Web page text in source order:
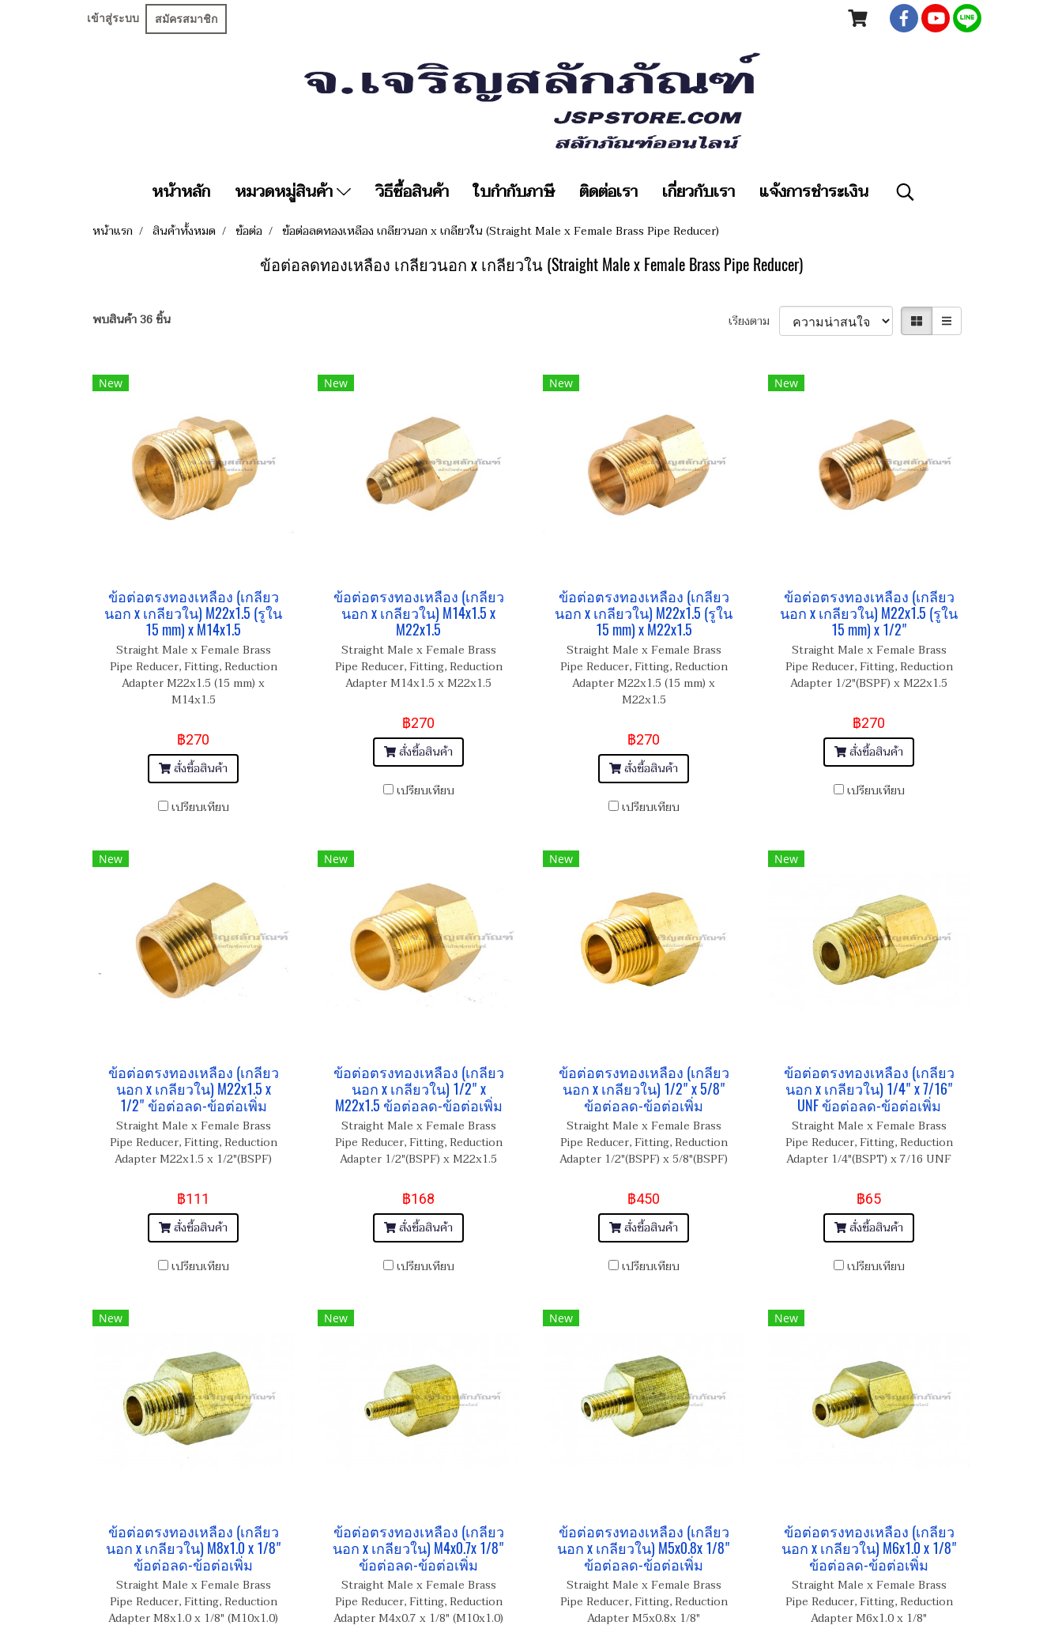
เข้าสู่ระบบ สมัครสมาชิก
หน้าหลัก หมวดหมู่สินค้า วิธีซื้อสินค้า ใบกำกับภาษี ติดต่อเรา เกี่ยวกับเรา แจ้งการชำระเงิน
หน้าแรก สินค้าทั้งหมด ข้อต่อ ข้อต่อลดทองเหลือง เกลียวนอก x เกลียวใน (Straight Male x Female Brass Pipe Reducer)
ข้อต่อลดทองเหลือง เกลียวนอก x เกลียวใน (Straight Male x Female Brass Pipe Reducer)
พบสินค้า 36 ชิ้น เรียงตาม
New
ข้อต่อตรงทองเหลือง (เกลียว
นอก x เกลียวใน) M22x1.5 (รูใน
15 mm) x M14x1.5
Straight Male x Female Brass
Pipe Reducer, Fitting, Reduction
Adapter M22x1.5 (15 mm) x
M14x1.5
฿270
สั่งซื้อสินค้า
เปรียบเทียบ
New
ข้อต่อตรงทองเหลือง (เกลียว
นอก x เกลียวใน) M14x1.5 x
M22x1.5
Straight Male x Female Brass
Pipe Reducer, Fitting, Reduction
Adapter M14x1.5 x M22x1.5
฿270
สั่งซื้อสินค้า
เปรียบเทียบ
New
ข้อต่อตรงทองเหลือง (เกลียว
นอก x เกลียวใน) M22x1.5 (รูใน
15 mm) x M22x1.5
Straight Male x Female Brass
Pipe Reducer, Fitting, Reduction
Adapter M22x1.5 (15 mm) x
M22x1.5
฿270
สั่งซื้อสินค้า
เปรียบเทียบ
New
ข้อต่อตรงทองเหลือง (เกลียว
นอก x เกลียวใน) M22x1.5 (รูใน
15 mm) x 1/2"
Straight Male x Female Brass
Pipe Reducer, Fitting, Reduction
Adapter 1/2"(BSPF) x M22x1.5
฿270
สั่งซื้อสินค้า
เปรียบเทียบ
New
ข้อต่อตรงทองเหลือง (เกลียว
นอก x เกลียวใน) M22x1.5 x
1/2" ข้อต่อลด-ข้อต่อเพิ่ม
Straight Male x Female Brass
Pipe Reducer, Fitting, Reduction
Adapter M22x1.5 x 1/2"(BSPF)
฿111
สั่งซื้อสินค้า
เปรียบเทียบ
New
ข้อต่อตรงทองเหลือง (เกลียว
นอก x เกลียวใน) 1/2" x
M22x1.5 ข้อต่อลด-ข้อต่อเพิ่ม
Straight Male x Female Brass
Pipe Reducer, Fitting, Reduction
Adapter 1/2"(BSPF) x M22x1.5
฿168
สั่งซื้อสินค้า
เปรียบเทียบ
New
ข้อต่อตรงทองเหลือง (เกลียว
นอก x เกลียวใน) 1/2" x 5/8"
ข้อต่อลด-ข้อต่อเพิ่ม
Straight Male x Female Brass
Pipe Reducer, Fitting, Reduction
Adapter 1/2"(BSPF) x 5/8"(BSPF)
฿450
สั่งซื้อสินค้า
เปรียบเทียบ
New
ข้อต่อตรงทองเหลือง (เกลียว
นอก x เกลียวใน) 1/4" x 7/16"
UNF ข้อต่อลด-ข้อต่อเพิ่ม
Straight Male x Female Brass
Pipe Reducer, Fitting, Reduction
Adapter 1/4"(BSPT) x 7/16 UNF
฿65
สั่งซื้อสินค้า
เปรียบเทียบ
New
ข้อต่อตรงทองเหลือง (เกลียว
นอก x เกลียวใน) M8x1.0 x 1/8"
ข้อต่อลด-ข้อต่อเพิ่ม
Straight Male x Female Brass
Pipe Reducer, Fitting, Reduction
Adapter M8x1.0 x 1/8" (M10x1.0)
New
ข้อต่อตรงทองเหลือง (เกลียว
นอก x เกลียวใน) M4x0.7x 1/8"
ข้อต่อลด-ข้อต่อเพิ่ม
Straight Male x Female Brass
Pipe Reducer, Fitting, Reduction
Adapter M4x0.7 x 1/8" (M10x1.0)
New
ข้อต่อตรงทองเหลือง (เกลียว
นอก x เกลียวใน) M5x0.8x 1/8"
ข้อต่อลด-ข้อต่อเพิ่ม
Straight Male x Female Brass
Pipe Reducer, Fitting, Reduction
Adapter M5x0.8x 1/8"
New
ข้อต่อตรงทองเหลือง (เกลียว
นอก x เกลียวใน) M6x1.0 x 1/8"
ข้อต่อลด-ข้อต่อเพิ่ม
Straight Male x Female Brass
Pipe Reducer, Fitting, Reduction
Adapter M6x1.0 x 1/8"